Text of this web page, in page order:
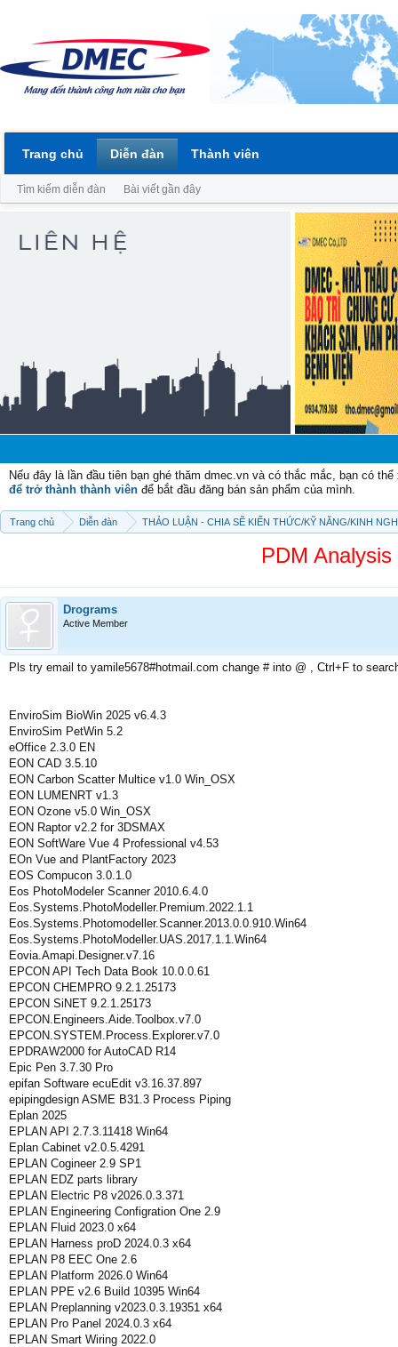
Nếu đây là lần đầu tiên bạn ghé thăm dmec.vn và có thắc mắc, bạn có
để trở thành thành viên để bắt đầu đăng bán sản phẩm của mình.
Trang chủ Diễn đàn THẢO LUẬN - CHIA SẼ KIẾN THỨC/KỸ NĂNG/KINH
PDM
Drograms
Active Member
Pls try email to yamile5678#hotmail.com change # into @ , Ctrl+F to
EnviroSim BioWin 2025 v6.4.3
EnviroSim PetWin 5.2
eOffice 2.3.0 EN
EON CAD 3.5.10
EON Carbon Scatter Multice v1.0 Win_OSX
EON LUMENRT v1.3
EON Ozone v5.0 Win_OSX
EON Raptor v2.2 for 3DSMAX
EON SoftWare Vue 4 Professional v4.53
EOn Vue and PlantFactory 2023
EOS Compucon 3.0.1.0
Eos PhotoModeler Scanner 2010.6.4.0
Eos.Systems.PhotoModeller.Premium.2022.1.1
Eos.Systems.Photomodeller.Scanner.2013.0.0.910.Win64
Eos.Systems.PhotoModeller.UAS.2017.1.1.Win64
Eovia.Amapi.Designer.v7.16
EPCON API Tech Data Book 10.0.0.61
EPCON CHEMPRO 9.2.1.25173
EPCON SiNET 9.2.1.25173
EPCON.Engineers.Aide.Toolbox.v7.0
EPCON.SYSTEM.Process.Explorer.v7.0
EPDRAW2000 for AutoCAD R14
Epic Pen 3.7.30 Pro
epifan Software ecuEdit v3.16.37.897
epipingdesign ASME B31.3 Process Piping
Eplan 2025
EPLAN API 2.7.3.11418 Win64
Eplan Cabinet v2.0.5.4291
EPLAN Cogineer 2.9 SP1
EPLAN EDZ parts library
EPLAN Electric P8 v2026.0.3.371
EPLAN Engineering Configration One 2.9
EPLAN Fluid 2023.0 x64
EPLAN Harness proD 2024.0.3 x64
EPLAN P8 EEC One 2.6
EPLAN Platform 2026.0 Win64
EPLAN PPE v2.6 Build 10395 Win64
EPLAN Preplanning v2023.0.3.19351 x64
EPLAN Pro Panel 2024.0.3 x64
EPLAN Smart Wiring 2022.0
Trang chủ Diễn đàn
Tìm kiếm diễn đàn Bài viết gần đây
Thành viên